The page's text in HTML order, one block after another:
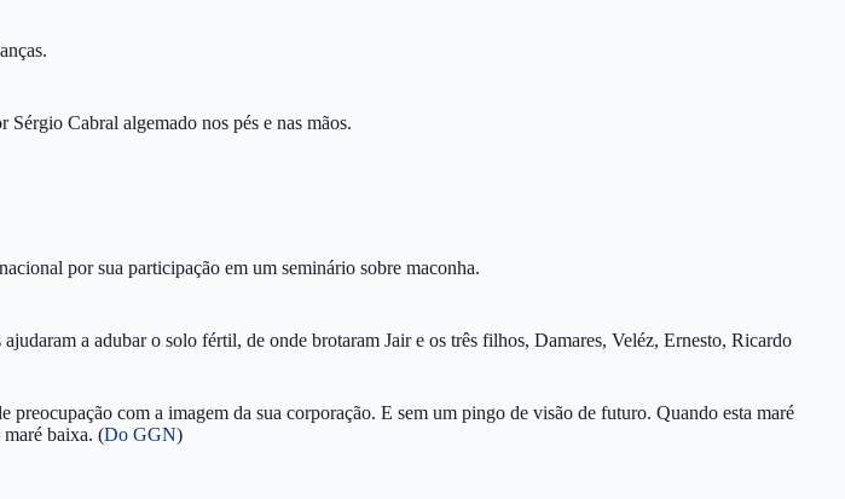
Cabral algemado nos pés e nas mãos.
por sua participação em um seminário sobre maconha.
a adubar o solo fértil, de onde brotaram Jair e os três filhos, Damares, Veléz, Ernesto, Ricardo
com a imagem da sua corporação. E sem um pingo de visão de futuro. Quando esta maré
maré baixa. (Do GGN)